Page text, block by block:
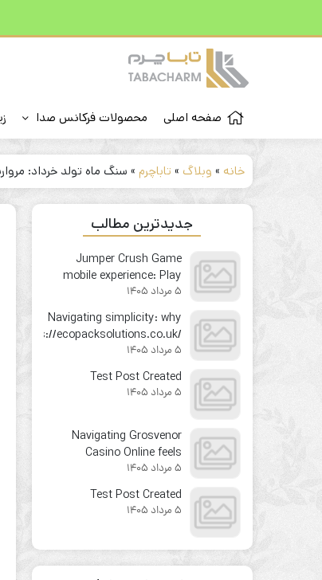
صفحه اصلی محصولات فرکانس صدا
خانه » وبلاگ » تاباچرم » سنگ ماه تولد خرداد:
جدیدترین مطالب
Jumper Crush Game
mobile experience: Play
your favorite instant win
game on the go
5 مرداد 1405
Navigating simplicity: why
https://ecopacksolutions.co.uk/
feels like second nature
from the first click
5 مرداد 1405
Test Post Created
5 مرداد 1405
Navigating Grosvenor
Casino Online feels
surprisingly
straightforward for
newcomers
5 مرداد 1405
Test Post Created
5 مرداد 1405